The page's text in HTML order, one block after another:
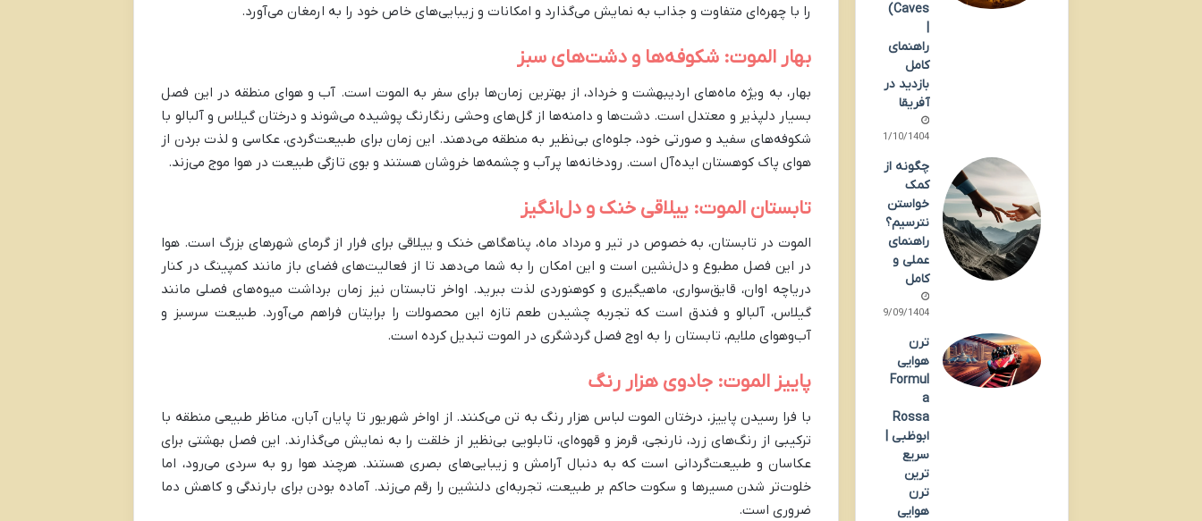
را با چهره‌ای متفاوت و جذاب به نمایش می‌گذارد و امکانات و زیبایی‌های خاص خود را به ارمغان می‌آورد.
بهار الموت: شکوفه‌ها و دشت‌های سبز
بهار، به ویژه ماه‌های اردیبهشت و خرداد، از بهترین زمان‌ها برای سفر به الموت است. آب و هوای منطقه در این فصل
بسیار دلپذیر و معتدل است. دشت‌ها و دامنه‌ها از گل‌های وحشی رنگارنگ پوشیده می‌شوند و درختان گیلاس و آلبالو با
شکوفه‌های سفید و صورتی خود، جلوه‌ای بی‌نظیر به منطقه می‌دهند. این زمان برای طبیعت‌گردی، عکاسی و لذت بردن از
هوای پاک کوهستان ایده‌آل است. رودخانه‌ها پرآب و چشمه‌ها خروشان هستند و بوی تازگی طبیعت در هوا موج می‌زند.
تابستان الموت: ییلاقی خنک و دل‌انگیز
الموت در تابستان، به خصوص در تیر و مرداد ماه، پناهگاهی خنک و ییلاقی برای فرار از گرمای شهرهای بزرگ است. هوا
در این فصل مطبوع و دل‌نشین است و این امکان را به شما می‌دهد تا از فعالیت‌های فضای باز مانند کمپینگ در کنار
دریاچه اوان، قایق‌سواری، ماهیگیری و کوهنوردی لذت ببرید. اواخر تابستان نیز زمان برداشت میوه‌های فصلی مانند
گیلاس، آلبالو و فندق است که تجربه چشیدن طعم تازه این محصولات را برایتان فراهم می‌آورد. طبیعت سرسبز و
آب‌وهوای ملایم، تابستان را به اوج فصل گردشگری در الموت تبدیل کرده است.
پاییز الموت: جادوی هزار رنگ
با فرا رسیدن پاییز، درختان الموت لباس هزار رنگ به تن می‌کنند. از اواخر شهریور تا پایان آبان، مناظر طبیعی منطقه با
ترکیبی از رنگ‌های زرد، نارنجی، قرمز و قهوه‌ای، تابلویی بی‌نظیر از خلقت را به نمایش می‌گذارند. این فصل بهشتی برای
عکاسان و طبیعت‌گردانی است که به دنبال آرامش و زیبایی‌های بصری هستند. هرچند هوا رو به سردی می‌رود، اما
خلوت‌تر شدن مسیرها و سکوت حاکم بر طبیعت، تجربه‌ای دلنشین را رقم می‌زند. آماده بودن برای بارندگی و کاهش دما
ضروری است.
Caves)
|
راهنمای
کامل
بازدید در
آفریقا
01/10/1404
چگونه از
کمک
خواستن
نترسیم؟
راهنمای
عملی و
کامل
29/09/1404
ترن
هوایی
Formul
a
Rossa
ابوظبی |
سریع
ترین
ترن
هوایی